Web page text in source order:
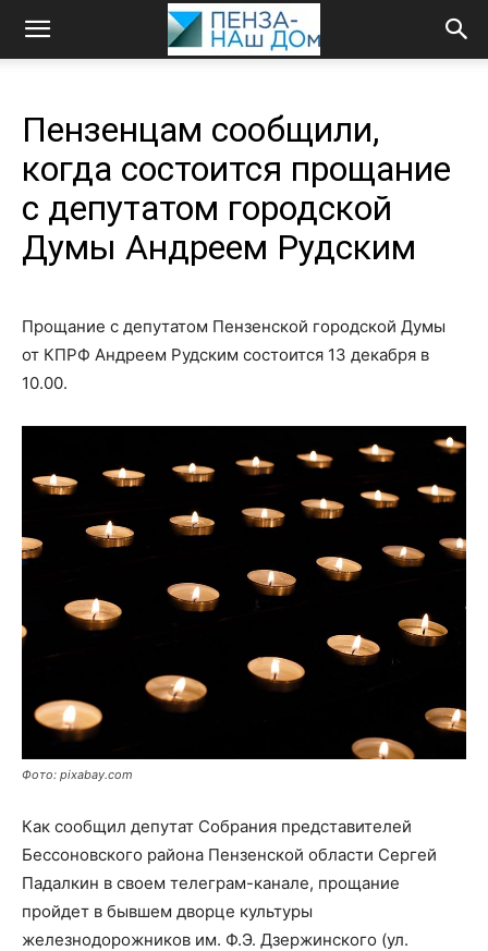
Пензенцам сообщили,
когда состоится прощание
с депутатом городской
Думы Андреем Рудским
Прощание с депутатом Пензенской городской Думы
от КПРФ Андреем Рудским состоится 13 декабря в
10.00.
Фото: pixabay.com
Как сообщил депутат Собрания представителей
Бессоновского района Пензенской области Сергей
Падалкин в своем телеграм-канале, прощание
пройдет в бывшем дворце культуры
железнодорожников им. Ф.Э. Дзержинского (ул.